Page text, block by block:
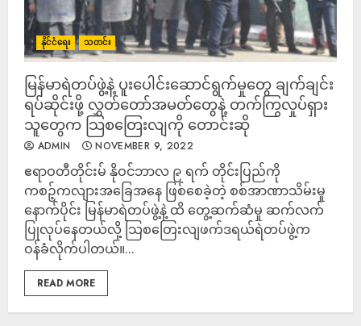
နိုင်ငံရေး သတင်း
မြန်မာရဲတပ်ဖွဲ့နဲ့ ပူးပေါင်းဆောင်ရွက်မှုတွေ ချက်ချင်း
ရပ်ဆိုင်းဖို့ လွှတ်တော်အမတ်တွေနဲ့ တက်ကြွလှုပ်ရှား
သူတွေက သြစတြေးလျကို တောင်းဆို
ADMIN NOVEMBER 9, 2022
ဧရာဝတီတိုင်းမ် နိုဝင်ဘာလ ၉ ရက် တိုင်းပြည်ကို
ကစဉ့်ကလျားအခြေအနေ ဖြစ်စေခဲ့တဲ့ စစ်အာဏာသိမ်းမှု
နောက်ပိုင်း မြန်မာရဲတပ်ဖွဲ့နဲ့ ထိ တွေ့ဆက်ဆံမှု ဆက်လက်
ပြုလုပ်နေတယ်လို့ သြစတြေးလျဖက်ဒရယ်ရဲတပ်ဖွဲ့က
ဝန်ခံလိုက်ပါတယ်။...
READ MORE